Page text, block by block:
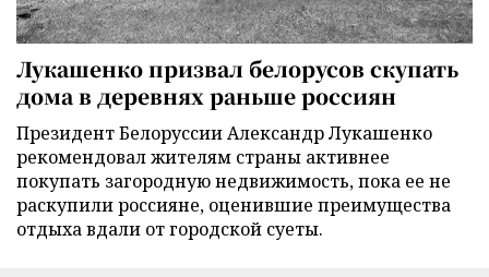
Лукашенко призвал белорусов скупать
дома в деревнях раньше россиян
Президент Белоруссии Александр Лукашенко
рекомендовал жителям страны активнее
покупать загородную недвижимость, пока ее не
раскупили россияне, оценившие преимущества
отдыха вдали от городской суеты.